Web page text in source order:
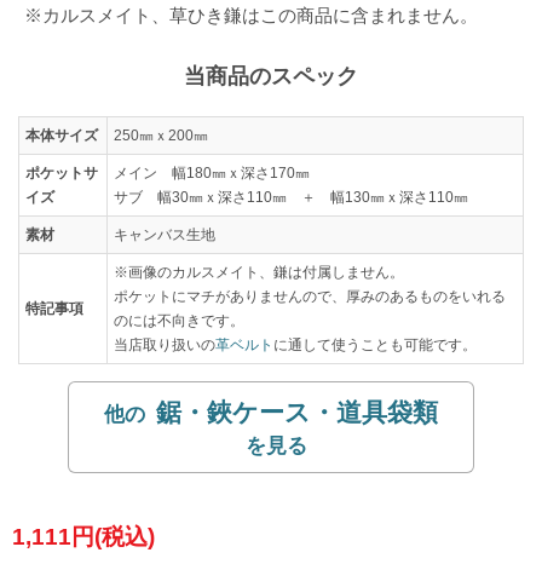
※カルスメイト、草ひき鎌はこの商品に含まれません。
当商品のスペック
本体サイズ 250㎜ｘ200㎜
ポケットサ
イズ
メイン 幅180㎜ｘ深さ170㎜
サブ 幅30㎜ｘ深さ110㎜ ＋ 幅130㎜ｘ深さ110㎜
素材 キャンバス生地
特記事項
※画像のカルスメイト、鎌は付属しません。
ポケットにマチがありませんので、厚みのあるものをいれる
のには不向きです。
当店取り扱いの革ベルト に通して使うことも可能です。
鋸・鋏ケース・道具袋類
1,111円(税込)